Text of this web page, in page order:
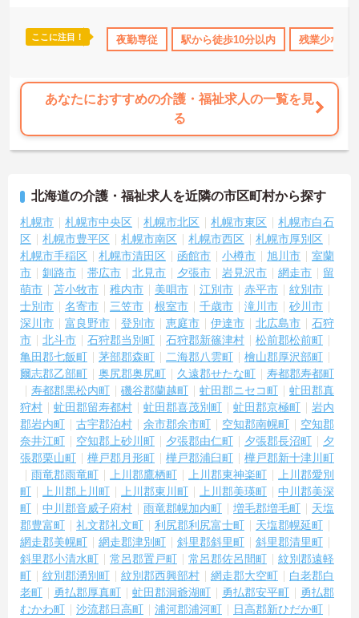
産休･育休･介護休暇取得実績あり 社会保険完備
ここに注目！ 夜勤専従 駅から徒歩10分以内 残業少なめ
あなたにおすすめの介護・福祉求人の一覧を見
る
北海道の介護・福祉求人を近隣の市区町村から探す
札幌市 札幌市中央区 札幌市北区 札幌市東区
札幌市白石
区
札幌市豊平区 札幌市南区 札幌市西区
札幌市厚別区
札幌市手稲区
札幌市清田区 函館市 小樽市 旭川市
室蘭
市
釧路市 帯広市 北見市 夕張市 岩見沢市 網走市
留
萌市
苫小牧市 稚内市 美唄市 江別市 赤平市
紋別市
士別市
名寄市 三笠市 根室市 千歳市 滝川市
砂川市
深川市
富良野市 登別市 恵庭市 伊達市 北広島市
石狩
市
北斗市 石狩郡当別町 石狩郡新篠津村
松前郡松前町
亀田郡七飯町
茅部郡森町 二海郡八雲町
檜山郡厚沢部町
爾志郡乙部町
奥尻郡奥尻町 久遠郡せたな町
寿都郡寿都町
寿都郡黒松内町
磯谷郡蘭越町 虻田郡ニセコ町
虻田郡真
狩村
虻田郡留寿都村 虻田郡喜茂別町 虻田郡京極町
岩内
郡岩内町
古宇郡泊村 余市郡余市町 空知郡南幌町
空知郡
奈井江町
空知郡上砂川町 夕張郡由仁町 夕張郡長沼町
夕
張郡栗山町
樺戸郡月形町 樺戸郡浦臼町
樺戸郡新十津川町
雨竜郡雨竜町
上川郡鷹栖町 上川郡東神楽町
上川郡愛別
町
上川郡上川町 上川郡東川町 上川郡美瑛町
中川郡美深
町
中川郡音威子府村 雨竜郡幌加内町 増毛郡増毛町
天塩
郡豊富町
礼文郡礼文町 利尻郡利尻富士町
天塩郡幌延町
網走郡美幌町
網走郡津別町 斜里郡斜里町
斜里郡清里町
斜里郡小清水町
常呂郡置戸町 常呂郡佐呂間町
紋別郡遠軽
町
紋別郡湧別町 紋別郡西興部村 網走郡大空町
白老郡白
老町
勇払郡厚真町 虻田郡洞爺湖町 勇払郡安平町
勇払郡
むかわ町
沙流郡日高町 浦河郡浦河町
日高郡新ひだか町